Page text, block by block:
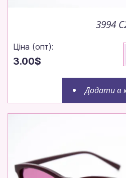
3994
Ціна (опт):
3.00$
Додати в